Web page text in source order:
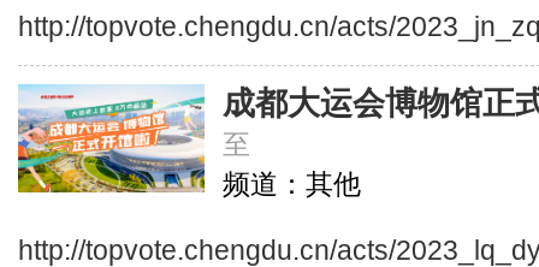
http://topvote.chengdu.cn/acts/
成都大运会博物馆正
至
频道：其他
http://topvote.chengdu.cn/acts/